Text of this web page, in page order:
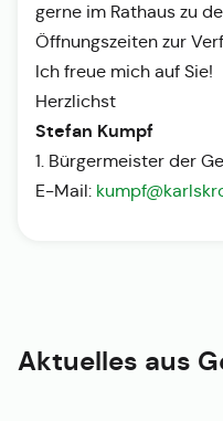
gerne im Rathaus zu
Öffnungszeiten zur
Ich freue mich auf Sie!
Herzlichst
Stefan Kumpf
1. Bürgermeister der
E-Mail:
Aktuelles aus